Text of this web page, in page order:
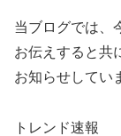
当ブログでは、
お伝えすると共
お知らせしてい
トレンド速報